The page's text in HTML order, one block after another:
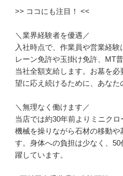
>> ココにも注目！ <<
＼業界経験者を優遇／
入社時点で、作業員や営業経
レーン免許や玉掛け免許、MT
当社全額支給します。お墓を
望に応え続けるために、あなた
＼無理なく働けます／
当店では約30年前よりミニクロ
機械を操りながら石材の移動や
す。身体への負担は少なく、
躍しています。